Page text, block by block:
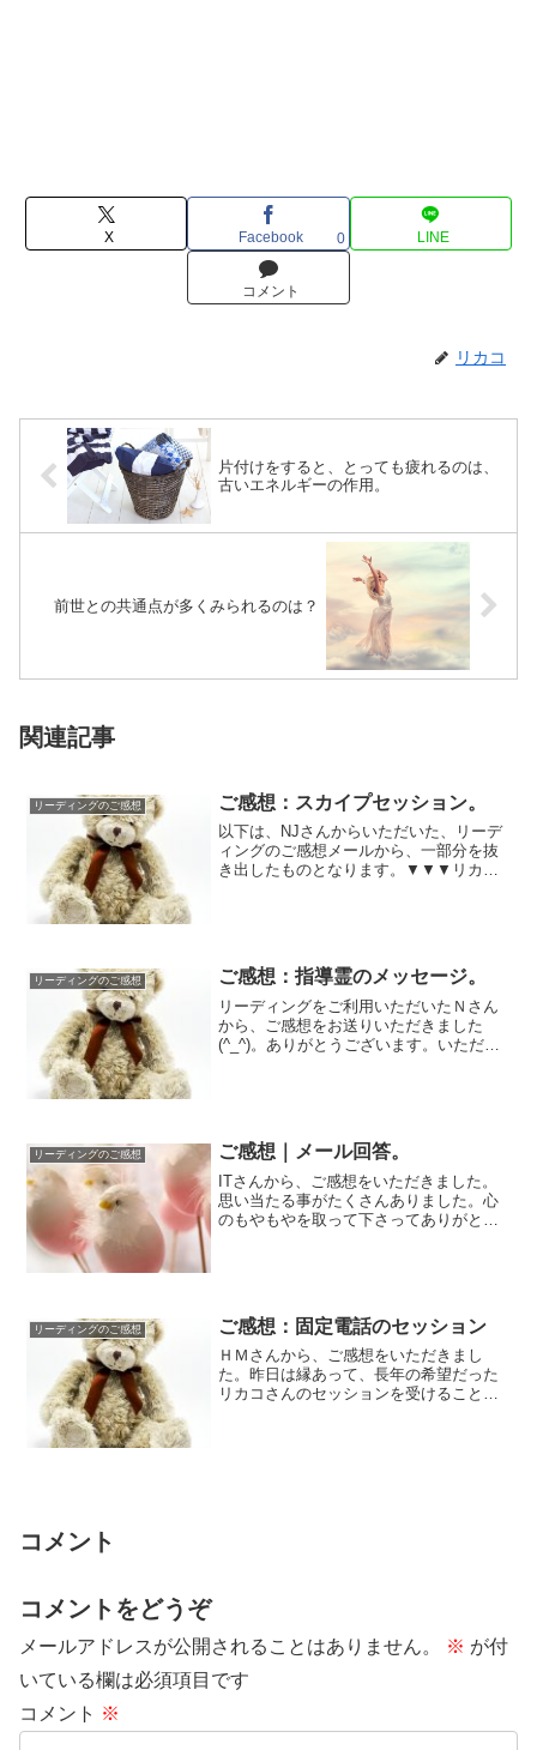
X Facebook 0 LINE
コメント
リカコ
片付けをすると、とっても疲れるのは、
古いエネルギーの作用。
前世との共通点が多くみられるのは？
関連記事
リーディングのご感想 ご感想：スカイプセッション。
以下は、NJさんからいただいた、リーデ
ィングのご感想メールから、一部分を抜
き出したものとなります。▼▼▼リカコ
リーディングのご感想 ご感想：指導霊のメッセージ。
リーディングをご利用いただいたＮさん
から、ご感想をお送りいただきました
(^_^)。ありがとうございます。いただい
リーディングのご感想 ご感想｜メール回答。
ITさんから、ご感想をいただきました。
思い当たる事がたくさんありました。心
のもやもやを取って下さってありがとう
リーディングのご感想 ご感想：固定電話のセッション
ＨＭさんから、ご感想をいただきまし
た。昨日は縁あって、長年の希望だった
リカコさんのセッションを受けることが
コメント
コメントをどうぞ
メールアドレスが公開されることはありません。 ※ が付
いている欄は必須項目です
コメント ※